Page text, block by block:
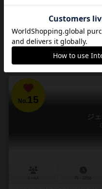
96
No.15
ジ